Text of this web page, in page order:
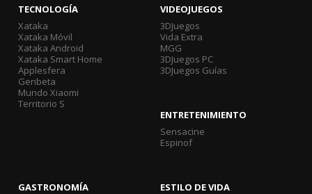
TECNOLOGÍA
Xataka
Xataka Móvil
Xataka Android
Xataka Smart Home
Applesfera
Genbeta
Mundo Xiaomi
Territorio S
VIDEOJUEGOS
3DJuegos
Vida Extra
MGG
3DJuegos PC
3DJuegos Guías
ENTRETENIMIENTO
Sensacine
Espinof
GASTRONOMÍA
ESTILO DE VIDA